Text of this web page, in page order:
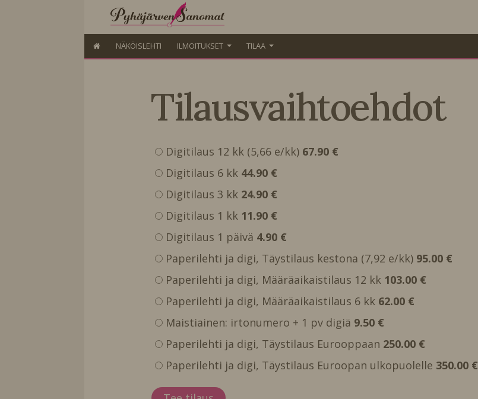
NÄKÖISLEHTI ILMOITUKSET TILAA
Tilausvaihtoehdot
Digitilaus 12 kk (5,66 e/kk) 67.90 €
Digitilaus 6 kk 44.90 €
Digitilaus 3 kk 24.90 €
Digitilaus 1 kk 11.90 €
Digitilaus 1 päivä 4.90 €
Paperilehti ja digi, Täystilaus kestona (7,92 e/kk) 95.00 €
Paperilehti ja digi, Määräaikaistilaus 12 kk 103.00 €
Paperilehti ja digi, Määräaikaistilaus 6 kk 62.00 €
Maistiainen: irtonumero + 1 pv digiä 9.50 €
Paperilehti ja digi, Täystilaus Eurooppaan 250.00 €
Paperilehti ja digi, Täystilaus Euroopan ulkopuolelle 350.00 €